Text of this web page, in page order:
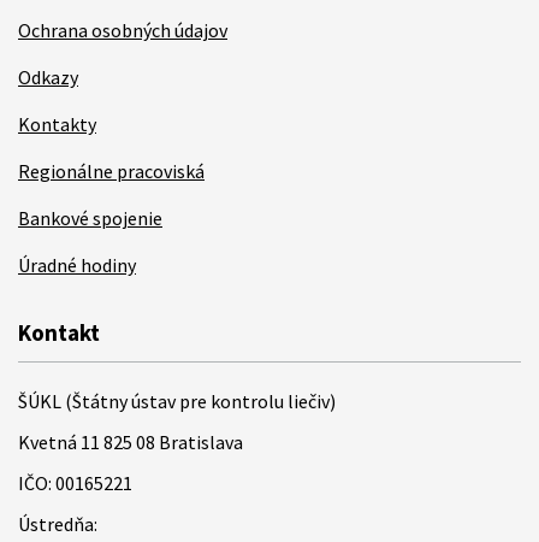
Ochrana osobných údajov
Odkazy
Kontakty
Regionálne pracoviská
Bankové spojenie
Úradné hodiny
Kontakt
ŠÚKL (Štátny ústav pre kontrolu liečiv)
Kvetná 11 825 08 Bratislava
IČO: 00165221
Ústredňa: